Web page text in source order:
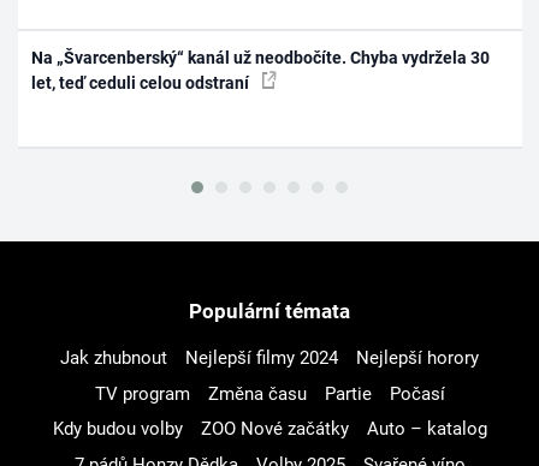
Na „Švarcenberský“ kanál už neodbočíte. Chyba vydržela 30
let, teď ceduli celou odstraní
Populární témata
Jak zhubnout Nejlepší filmy 2024
Nejlepší horory
TV program
Změna času Partie
Počasí
Kdy budou volby
ZOO Nové začátky
Auto – katalog